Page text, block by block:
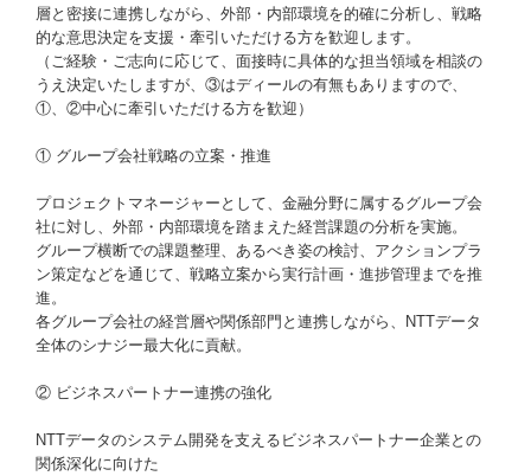
層と密接に連携しながら、外部・内部環境を的確に分析し、戦略
的な意思決定を支援・牽引いただける方を歓迎します。
（ご経験・ご志向に応じて、面接時に具体的な担当領域を相談の
うえ決定いたしますが、③はディールの有無もありますので、
①、②中心に牽引いただける方を歓迎）
① グループ会社戦略の立案・推進
プロジェクトマネージャーとして、金融分野に属するグループ会
社に対し、外部・内部環境を踏まえた経営課題の分析を実施。
グループ横断での課題整理、あるべき姿の検討、アクションプラ
ン策定などを通じて、戦略立案から実行計画・進捗管理までを推
進。
各グループ会社の経営層や関係部門と連携しながら、NTTデータ
全体のシナジー最大化に貢献。
② ビジネスパートナー連携の強化
NTTデータのシステム開発を支えるビジネスパートナー企業との
関係深化に向けた